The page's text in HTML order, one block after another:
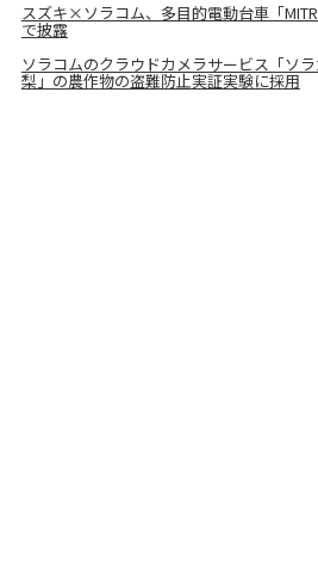
スズキ×ソラコム、多目的電動台車「
で披露
ソラコムのクラウドカメラサービス「ソ
梨」の農作物の盗難防止実証実験に採用